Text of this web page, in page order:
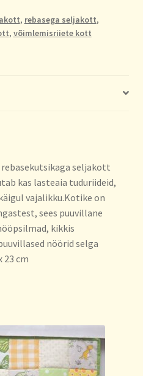
, rebasega seljakott,
, võimlemisriiete kott
seljakott
kas lasteaia tuduriideid,
vajalikku.Kotike on
sees puuvillane
kikkis
nöörid selga
23 cm